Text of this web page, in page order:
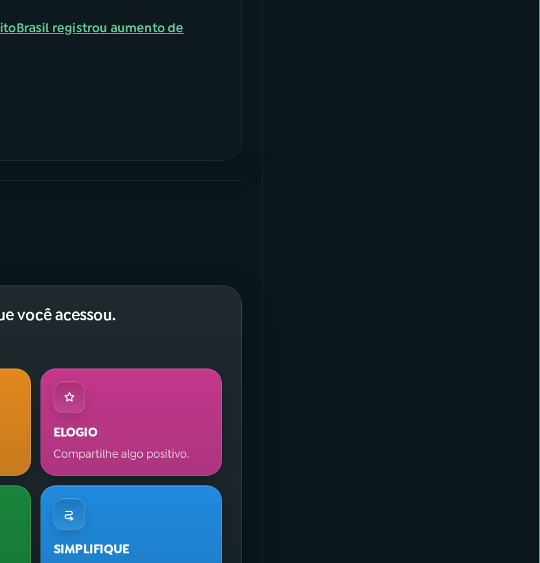
Brasil registrou aumento de
você acessou.
ELOGIO
Compartilhe algo positivo.
SIMPLIFIQUE